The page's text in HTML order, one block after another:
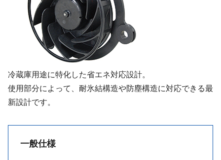
冷蔵庫用途に特化した省エネ対応設計。
使用部分によって、耐氷結構造や防塵構造に対応できる最
新設計です。
一般仕様